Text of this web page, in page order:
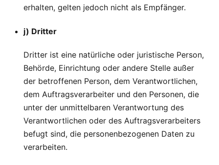
erhalten, gelten jedoch nicht als Empfänger.
j) Dritter
Dritter ist eine natürliche oder juristische Person,
Behörde, Einrichtung oder andere Stelle außer
der betroffenen Person, dem Verantwortlichen,
dem Auftragsverarbeiter und den Personen, die
unter der unmittelbaren Verantwortung des
Verantwortlichen oder des Auftragsverarbeiters
befugt sind, die personenbezogenen Daten zu
verarbeiten.